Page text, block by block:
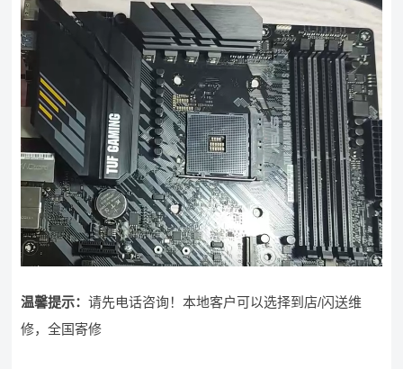
温馨提示：请先电话咨询！本地客户可以选择到店/闪送维
修，全国寄修